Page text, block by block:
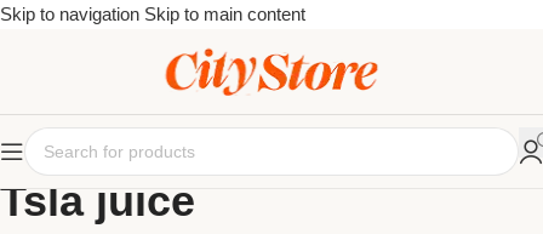
Skip to navigation Skip to main content
Tsla juice